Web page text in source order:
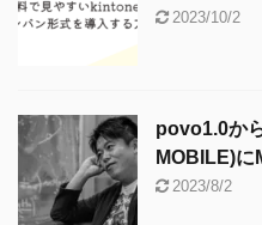
2023/10/2
povo1.0か
MOBILE)に
2023/8/2